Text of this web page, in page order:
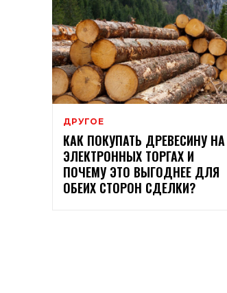
ДРУГОЕ
КАК ПОКУПАТЬ ДРЕВЕСИНУ НА
ЭЛЕКТРОННЫХ ТОРГАХ И
ПОЧЕМУ ЭТО ВЫГОДНЕЕ ДЛЯ
ОБЕИХ СТОРОН СДЕЛКИ?